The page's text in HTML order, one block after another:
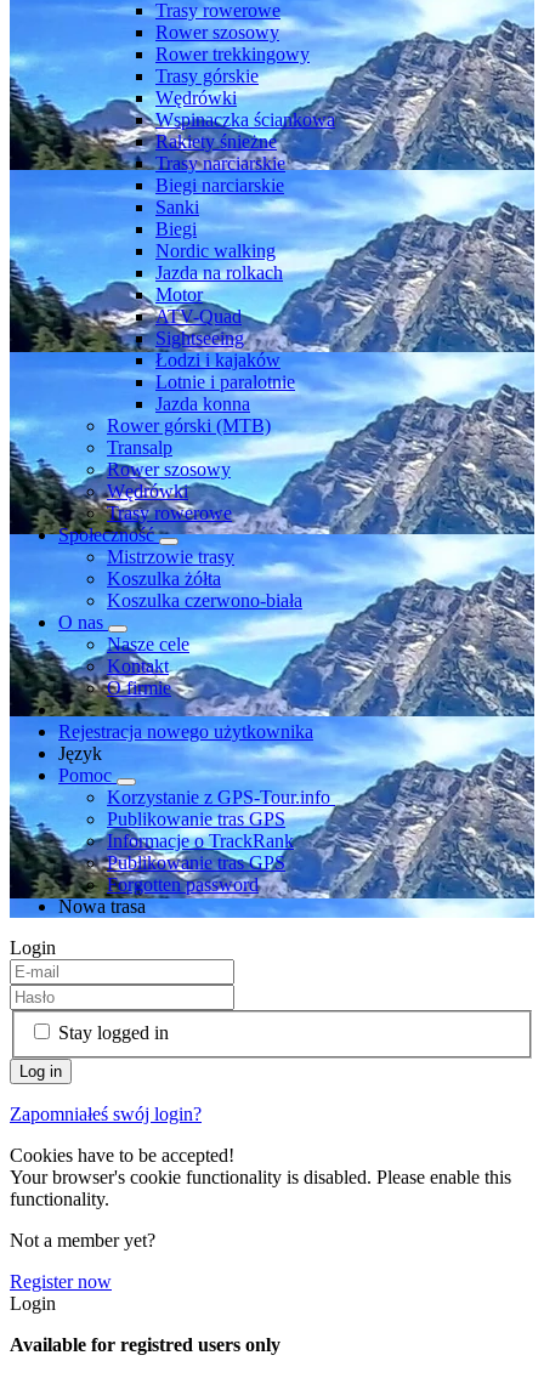
Trasy rowerowe
Rower szosowy
Rower trekkingowy
Trasy górskie
Wędrówki
Wspinaczka ściankowa
Rakiety śnieżne
Trasy narciarskie
Biegi narciarskie
Sanki
Biegi
Nordic walking
Jazda na rolkach
Motor
ATV-Quad
Sightseeing
Łodzi i kajaków
Lotnie i paralotnie
Jazda konna
Rower górski (MTB)
Transalp
Rower szosowy
Wędrówki
Trasy rowerowe
Społeczność
Mistrzowie trasy
Koszulka żółta
Koszulka czerwono-biała
O nas
Nasze cele
Kontakt
O firmie
Rejestracja nowego użytkownika
Język
Pomoc
Korzystanie z GPS-Tour.info
Publikowanie tras GPS
Informacje o TrackRank
Publikowanie tras GPS
Forgotten password
Nowa trasa
Login
Stay logged in
Zapomniałeś swój login?
Cookies have to be accepted!
Your browser's cookie functionality is disabled. Please enable this
functionality.
Not a member yet?
Register now
Login
Available for registred users only